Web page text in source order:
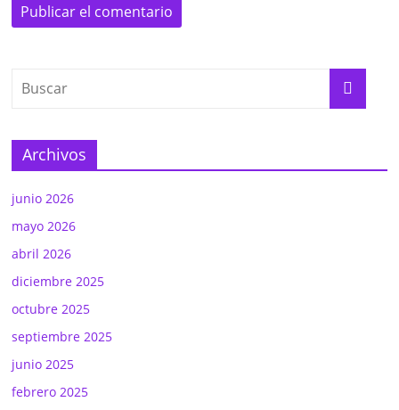
Archivos
junio 2026
mayo 2026
abril 2026
diciembre 2025
octubre 2025
septiembre 2025
junio 2025
febrero 2025